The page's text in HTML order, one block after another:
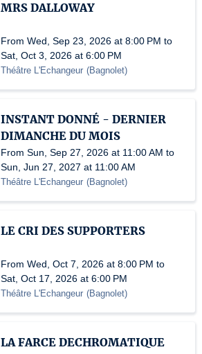
MRS DALLOWAY
From Wed, Sep 23, 2026 at 8:00 PM to
Sat, Oct 3, 2026 at 6:00 PM
Théâtre L'Echangeur (Bagnolet)
INSTANT DONNÉ - DERNIER
DIMANCHE DU MOIS
From Sun, Sep 27, 2026 at 11:00 AM to
Sun, Jun 27, 2027 at 11:00 AM
Théâtre L'Echangeur (Bagnolet)
LE CRI DES SUPPORTERS
From Wed, Oct 7, 2026 at 8:00 PM to
Sat, Oct 17, 2026 at 6:00 PM
Théâtre L'Echangeur (Bagnolet)
LA FARCE DECHROMATIQUE